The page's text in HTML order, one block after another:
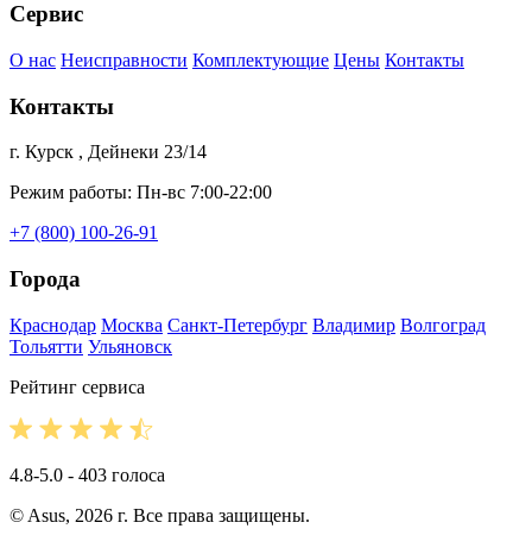
Сервис
О нас Неисправности Комплектующие Цены Контакты
Контакты
г. Курск , Дейнеки 23/14
Режим работы: Пн-вс 7:00-22:00
+7 (800) 100-26-91
Города
Краснодар Москва Санкт-Петербург Владимир Волгоград
Тольятти Ульяновск
Рейтинг сервиса
4.8-5.0 - 403 голоса
© Asus, 2026 г. Все права защищены.